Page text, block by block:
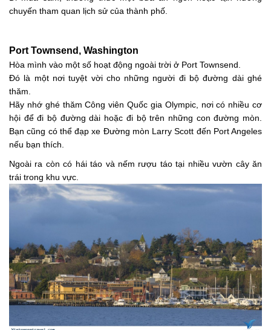
chuyến tham quan lịch sử của thành phố.
Port Townsend, Washington
Hòa mình vào một số hoạt động ngoài trời ở Port Townsend.
Đó là một nơi tuyệt vời cho những người đi bộ đường dài ghé
thăm.
Hãy nhớ ghé thăm Công viên Quốc gia Olympic, nơi có nhiều cơ
hội để đi bộ đường dài hoặc đi bộ trên những con đường mòn.
Bạn cũng có thể đạp xe Đường mòn Larry Scott đến Port Angeles
nếu bạn thích.
Ngoài ra còn có hái táo và nếm rượu táo tại nhiều vườn cây ăn
trái trong khu vực.